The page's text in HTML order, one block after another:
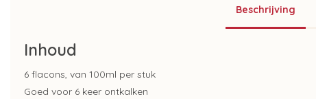
Beschrijving
Inhoud
6 flacons, van 100ml per stuk
Goed voor 6 keer ontkalken